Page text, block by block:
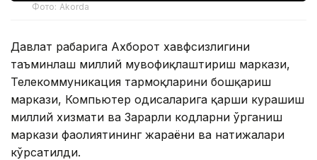
Фото: Akorda
Давлат раҳбарига Ахборот хавфсизлигини
таъминлаш миллий мувофиқлаштириш маркази,
Телекоммуникация тармоқларини бошқариш
маркази, Компьютер ҳодисаларига қарши курашиш
миллий хизмати ва Зарарли кодларни ўрганиш
маркази фаолиятининг жараёни ва натижалари
кўрсатилди.